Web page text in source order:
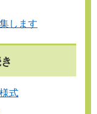
します
式